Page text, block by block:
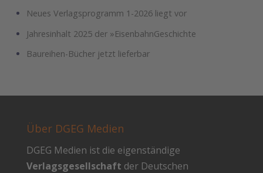
Neues Verlagsprogramm 1-2026 liegt vor
Jahresinhalt 2025 der »EisenbahnGeschichte
Baureihen-Bücher jetzt lieferbar
Über DGEG Medien
DGEG Medien ist die eigenständige
Verlagsgesellschaft der Deutschen